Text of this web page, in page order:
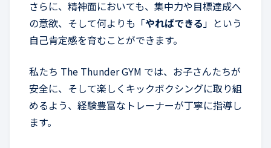
さらに、精神面においても、集中力や目標達成へ
の意欲、そして何よりも「やればできる」という
自己肯定感を育むことができます。
私たち The Thunder GYM では、お子さんたちが
安全に、そして楽しくキックボクシングに取り組
めるよう、経験豊富なトレーナーが丁寧に指導し
ます。